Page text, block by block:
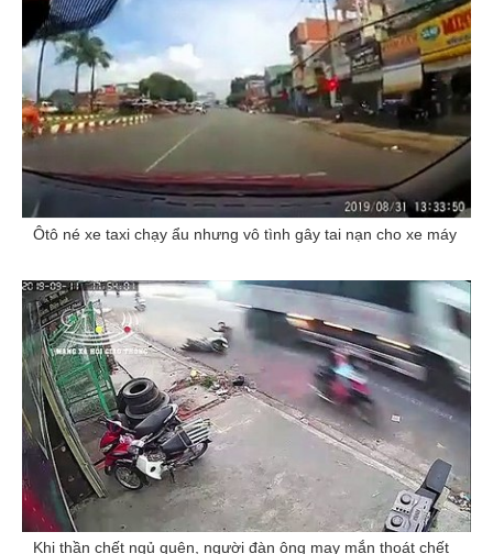
Ôtô né xe taxi chạy ẩu nhưng vô tình gây tai nạn cho xe máy
Khi thần chết ngủ quên, người đàn ông may mắn thoát chết